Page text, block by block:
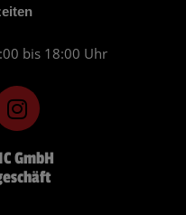
GmbH
I
n
s
t
a
bis 18:00 Uhr